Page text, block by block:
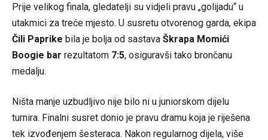
Prije velikog finala, gledatelji su vidjeli pravu „golijadu“ u
utakmici za treće mjesto. U susretu otvorenog garda, ekipa
Čili Paprike bila je bolja od sastava Škrapa Momići
Boogie bar rezultatom 7:5, osiguravši tako brončanu
medalju.
Ništa manje uzbudljivo nije bilo ni u juniorskom dijelu
turnira. Finalni susret donio je pravu dramu koja je riješena
tek izvođenjem šesteraca. Nakon regularnog dijela, više